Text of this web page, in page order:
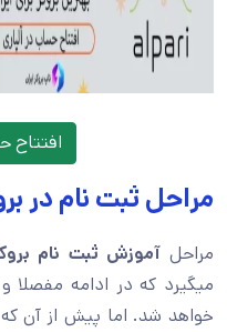
افتتاح
مراحل ثبت نام در
مراحل آموزش ثبت نام
میگیرد که در ادامه
خواهد شد. اما پیش از آن